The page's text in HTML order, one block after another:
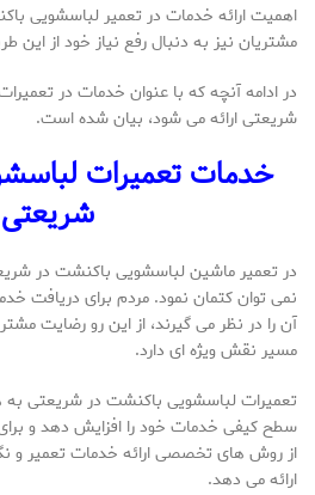
اهمیت ارائه خدمات در تعمیر لباسشویی
مشتریان نیز به دنبال رفع نیاز خود از این
در ادامه آنچه که با عنوان خدمات در
شریعتی ارائه می شود، بیان شده است.
خدمات تعمیرات
شریعتی
در تعمیر ماشین لباسشویی باکنشت در
نمی توان کتمان نمود. مردم برای دریافت
آن را در نظر می گیرند، از این رو رضایت
مسیر نقش ویژه ای دارد.
تعمیرات لباسشویی باکنشت در شریعتی
سطح کیفی خدمات خود را افزایش دهد و
از روش های تخصصی ارائه خدمات تعمیر و
ارائه می دهد.